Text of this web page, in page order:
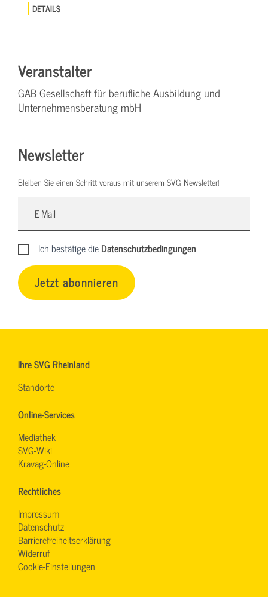
DETAILS
Veranstalter
GAB Gesellschaft für berufliche Ausbildung und
Unternehmensberatung mbH
Newsletter
Bleiben Sie einen Schritt voraus mit unserem SVG Newsletter!
Ich bestätige dieDatenschutzbedingungen
Jetzt abonnieren
Ihre SVG Rheinland
Standorte
Online-Services
Mediathek
SVG-Wiki
Kravag-Online
Rechtliches
Impressum
Datenschutz
Barrierefreiheitserklärung
Widerruf
Cookie-Einstellungen